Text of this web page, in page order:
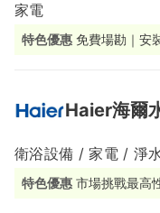
家電
特色優惠 免費場勘｜安
Haier海爾
衛浴設備 / 家電 / 淨
特色優惠 市場挑戰最高